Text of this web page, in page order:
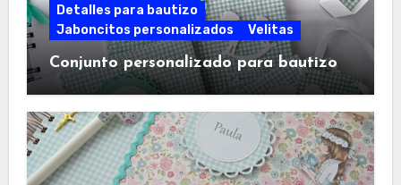
Detalles para bautizo
Jaboncitos personalizados
Velitas
Conjunto personalizado para bautizo